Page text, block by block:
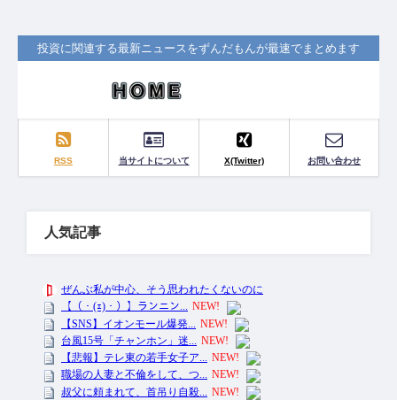
投資に関連する最新ニュースをずんだもんが最速でまとめます
RSS 当サイトについて X(Twitter) お問い合わせ
人気記事